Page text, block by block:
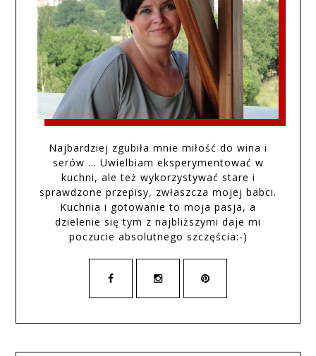
Najbardziej zgubiła mnie miłość do wina i
serów … Uwielbiam eksperymentować w
kuchni, ale też wykorzystywać stare i
sprawdzone przepisy, zwłaszcza mojej babci.
Kuchnia i gotowanie to moja pasja, a
dzielenie się tym z najbliższymi daje mi
poczucie absolutnego szczęścia:-)